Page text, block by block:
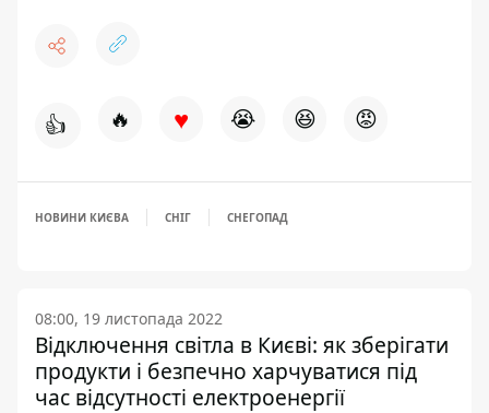
👍 🔥 ♥ 😭 😆 😡
НОВИНИ КИЄВА СНІГ СНЕГОПАД
08:00, 19 листопада 2022
Відключення світла в Києві: як зберігати
продукти і безпечно харчуватися під
час відсутності електроенергії